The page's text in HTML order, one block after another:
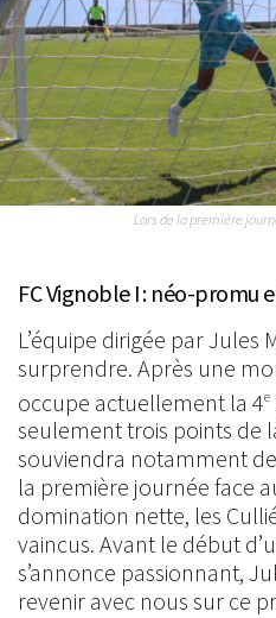
Lors de la première
FC Vignoble I : néo-promu
L’équipe dirigée par Jules
surprendre. Après une
occupe actuellement la 4e
seulement trois points de
souviendra notamment
la première journée face
domination nette, les
vaincus. Avant le début
s’annonce passionnant,
revenir avec nous sur ce